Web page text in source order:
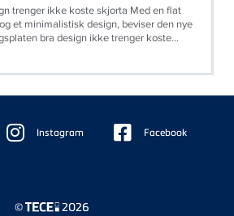
trenger ikke koste skjorta Med en flat
et minimalistisk design, beviser den nye
bra design ikke trenger koste...
Instagram Facebook
© 2026